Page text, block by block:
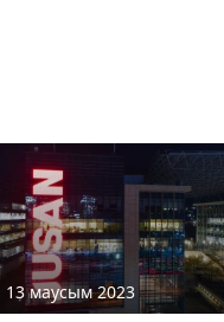
13 маусым 2023